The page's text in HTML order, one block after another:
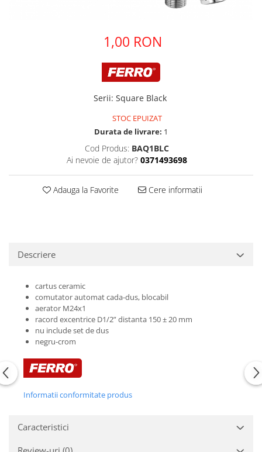
Rezervoare-Sifoane-Racorduri
1,00 RON
Serii: Square Black
STOC EPUIZAT
Durata de livrare: 1
Cod Produs: BAQ1BLC
Ai nevoie de ajutor? 0371493698
Adauga la Favorite Cere informatii
Descriere
cartus ceramic
comutator automat cada-dus, blocabil
aerator M24x1
racord excentrice D1/2” distanta 150 ± 20 mm
nu include set de dus
negru-crom
Informatii conformitate produs
Caracteristici